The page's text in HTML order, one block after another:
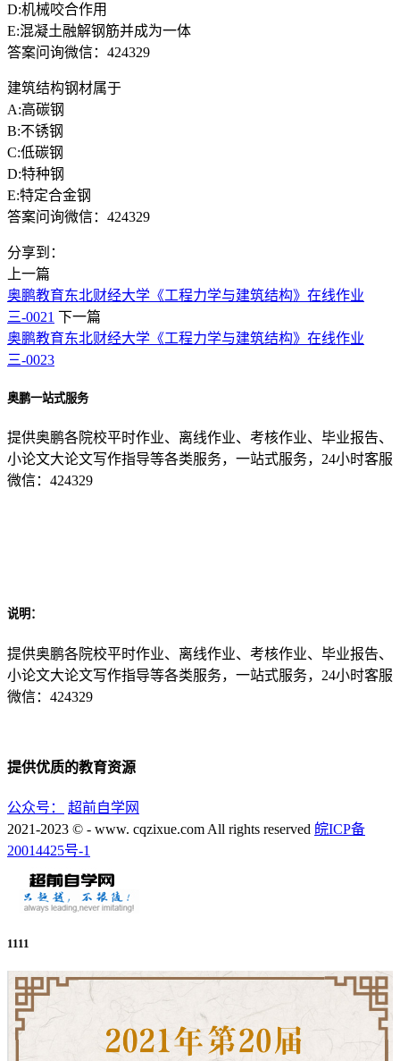
D:机械咬合作用
E:混凝土融解钢筋并成为一体
答案问询微信：424329
建筑结构钢材属于
A:高碳钢
B:不锈钢
C:低碳钢
D:特种钢
E:特定合金钢
答案问询微信：424329
分享到：
上一篇
奥鹏教育东北财经大学《工程力学与建筑结构》在线作业
三-0021 下一篇
奥鹏教育东北财经大学《工程力学与建筑结构》在线作业
三-0023
奥鹏一站式服务
提供奥鹏各院校平时作业、离线作业、考核作业、毕业报告、
小论文大论文写作指导等各类服务，一站式服务，24小时客服
微信：424329
说明：
提供奥鹏各院校平时作业、离线作业、考核作业、毕业报告、
小论文大论文写作指导等各类服务，一站式服务，24小时客服
微信：424329
提供优质的教育资源
公众号：
超前自学网
2021-2023 © - www. cqzixue.com All rights reserved 皖ICP备
20014425号-1
1111